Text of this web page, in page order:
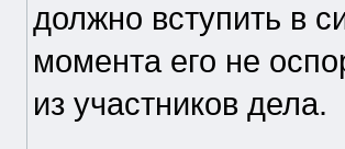
должно вступить в
момента его не
из участников дела.